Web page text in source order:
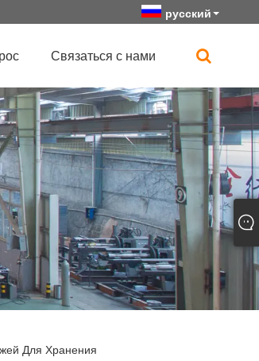
русский
Связаться с нами
Для Хранения